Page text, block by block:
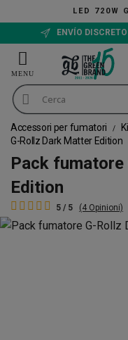
LED 720W GB
ENVÍO
Accessori per fumatori
G-Rollz Dark Matter Edition
Pack
Edition
5 / 5 (4 Opinioni)